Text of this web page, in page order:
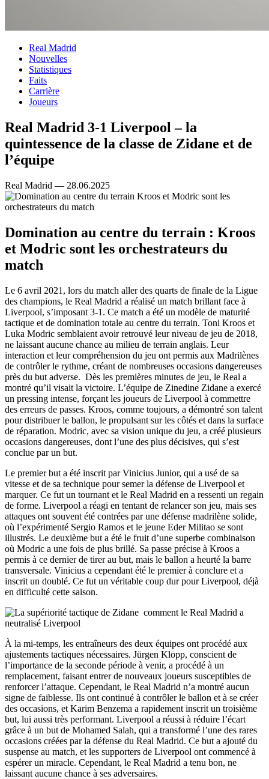
Real Madrid
Nouvelles
Statistiques
Faits
Carrière
Joueurs
Real Madrid 3-1 Liverpool – la
quintessence de la classe de Zidane et de
l’équipe
Real Madrid — 28.06.2025
Domination au centre du terrain : Kroos
et Modric sont les orchestrateurs du
match
Le 6 avril 2021, lors du match aller des quarts de finale de la Ligue
des champions, le Real Madrid a réalisé un match brillant face à
Liverpool, s’imposant 3-1. Ce match a été un modèle de maturité
tactique et de domination totale au centre du terrain. Toni Kroos et
Luka Modric semblaient avoir retrouvé leur niveau de jeu de 2018,
ne laissant aucune chance au milieu de terrain anglais. Leur
interaction et leur compréhension du jeu ont permis aux Madrilènes
de contrôler le rythme, créant de nombreuses occasions dangereuses
près du but adverse. Dès les premières minutes de jeu, le Real a
montré qu’il visait la victoire. L’équipe de Zinedine Zidane a exercé
un pressing intense, forçant les joueurs de Liverpool à commettre
des erreurs de passes. Kroos, comme toujours, a démontré son talent
pour distribuer le ballon, le propulsant sur les côtés et dans la surface
de réparation. Modric, avec sa vision unique du jeu, a créé plusieurs
occasions dangereuses, dont l’une des plus décisives, qui s’est
conclue par un but.
Le premier but a été inscrit par Vinicius Junior, qui a usé de sa
vitesse et de sa technique pour semer la défense de Liverpool et
marquer. Ce fut un tournant et le Real Madrid en a ressenti un regain
de forme. Liverpool a réagi en tentant de relancer son jeu, mais ses
attaques ont souvent été contrées par une défense madrilène solide,
où l’expérimenté Sergio Ramos et le jeune Eder Militao se sont
illustrés. Le deuxième but a été le fruit d’une superbe combinaison
où Modric a une fois de plus brillé. Sa passe précise à Kroos a
permis à ce dernier de tirer au but, mais le ballon a heurté la barre
transversale. Vinicius a cependant été le premier à conclure et a
inscrit un doublé. Ce fut un véritable coup dur pour Liverpool, déjà
en difficulté cette saison.
À la mi-temps, les entraîneurs des deux équipes ont procédé aux
ajustements tactiques nécessaires. Jürgen Klopp, conscient de
l’importance de la seconde période à venir, a procédé à un
remplacement, faisant entrer de nouveaux joueurs susceptibles de
renforcer l’attaque. Cependant, le Real Madrid n’a montré aucun
signe de faiblesse. Ils ont continué à contrôler le ballon et à se créer
des occasions, et Karim Benzema a rapidement inscrit un troisième
but, lui aussi très performant. Liverpool a réussi à réduire l’écart
grâce à un but de Mohamed Salah, qui a transformé l’une des rares
occasions créées par la défense du Real Madrid. Ce but a ajouté du
suspense au match, et les supporters de Liverpool ont commencé à
espérer un miracle. Cependant, le Real Madrid a tenu bon, ne
laissant aucune chance à ses adversaires.